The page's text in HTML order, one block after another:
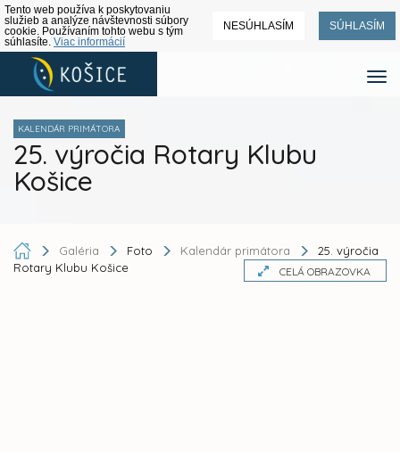
Tento web používa k poskytovaniu
služieb a analýze návštevnosti súbory
cookie. Používaním tohto webu s tým
súhlasíte. Viac informácií
NESÚHLASÍM SÚHLASÍM
KALENDÁR PRIMÁTORA
25. výročia Rotary Klubu
Košice
Galéria Foto Kalendár primátora
25. výročia
Rotary Klubu Košice
CELÁ OBRAZOVKA